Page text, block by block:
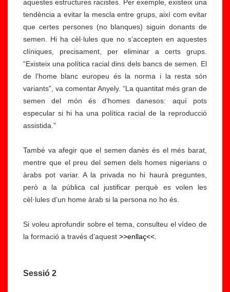
aquestes estructures racistes. Per exemple, existeix una
tendència a evitar la mescla entre grups, així com evitar
que certes persones (no blanques) siguin donants de
semen. Hi ha cèl·lules que no s’accepten en aquestes
clíniques, precisament, per eliminar a certs grups.
“Existeix una política racial dins dels bancs de semen. El
de l’home blanc europeu és la norma i la resta són
variants”, va comentar Anyely. “La quantitat més gran de
semen del món és d’homes danesos: aquí pots
especular si hi ha una política racial de la reproducció
assistida.”
També va afegir que el semen danès és el més barat,
mentre que el preu del semen dels homes nigerians o
àrabs pot variar. A la privada no hi haurà preguntes,
però a la pública cal justificar perquè es volen les
cèl·lules d’un home àrab si la persona no ho és.
Si voleu aprofundir sobre el tema, consulteu el vídeo de
la formació a través d’aquest >>enllaç<<.
Sessió 2